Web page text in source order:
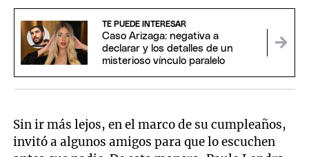
TE PUEDE INTERESAR
Caso Arizaga: negativa a
declarar y los detalles de un
misterioso vínculo paralelo
Sin ir más lejos, en el marco de su cumpleaños,
invitó a algunos amigos para que lo escuchen